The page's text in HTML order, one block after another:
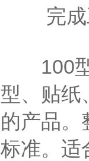
完成
100型
型、贴纸
的产品。
标准。适